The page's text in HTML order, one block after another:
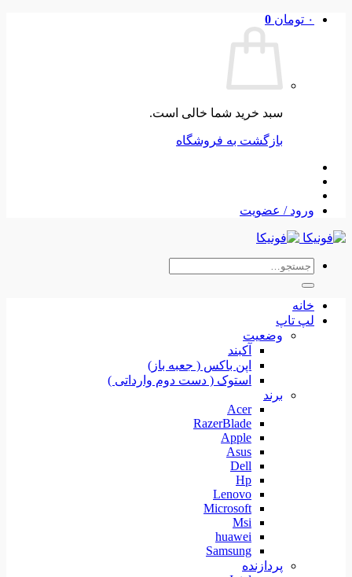
Skip
۰ تومان 0
سبد خرید شما خالی است.
بازگشت به فروشگاه
ورود / عضویت
جستجو
خانه
لپ تاپ
وضعیت
آکبند
اپن باکس ( جعبه باز)
استوک ( دست دوم وارداتی )
برند
Acer
RazerBlade
Apple
Asus
Dell
Hp
Lenovo
Microsoft
Msi
huawei
Samsung
پردازنده